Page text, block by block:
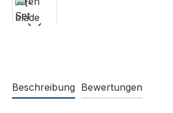
Beschreibung Bewertungen